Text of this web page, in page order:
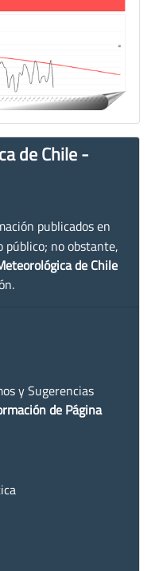
de Chile -
publicados en
público; no obstante,
de Chile
y Sugerencias
de Página